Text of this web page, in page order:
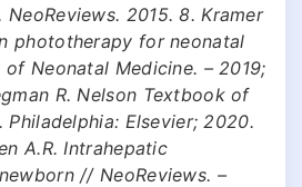
2015. 8. Kramer
phototherapy for neonatal
Neonatal Medicine. – 2019;
R. Nelson Textbook of
Philadelphia: Elsevier; 2020.
A.R. Intrahepatic
// NeoReviews. –